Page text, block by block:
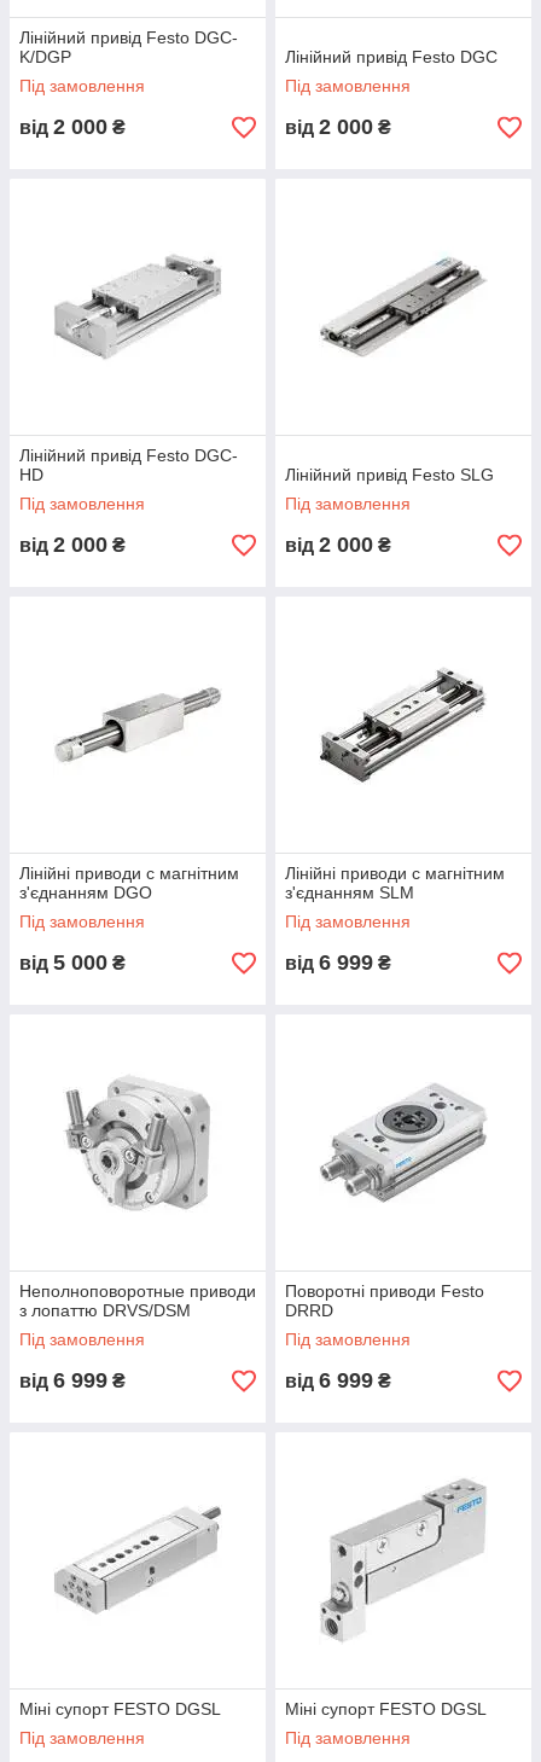
Лінійний привід Festo DGС-
K/DGP
Під замовлення
від 2 000 ₴
Лінійний привід Festo DGС
Під замовлення
від 2 000 ₴
Лінійний привід Festo DGС-
HD
Під замовлення
від 2 000 ₴
Лінійний привід Festo SLG
Під замовлення
від 2 000 ₴
Лінійні приводи c магнітним
з'єднанням DGO
Під замовлення
від 5 000 ₴
Лінійні приводи c магнітним
з'єднанням SLM
Під замовлення
від 6 999 ₴
Неполноповоротные приводи
з лопаттю DRVS/DSM
Під замовлення
від 6 999 ₴
Поворотні приводи Festo
DRRD
Під замовлення
від 6 999 ₴
Міні супорт FESTO DGSL
Під замовлення
Міні супорт FESTO DGSL
Під замовлення